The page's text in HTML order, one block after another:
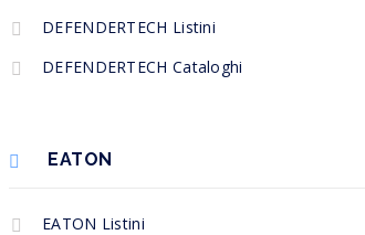
DEFENDERTECH Listini
DEFENDERTECH Cataloghi
EATON
EATON Listini